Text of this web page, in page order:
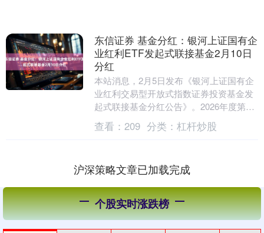
东信证券 基金分红：银河上证国有企
业红利ETF发起式联接基金2月10日
分红
本站消息，2月5日发布《银河上证国有企
业红利交易型开放式指数证券投资基金发
起式联接基金分红公告》。2026年度第一
次分红。公告显示，本次分红的收益分配
基准日为1....
查看： 209 分类： 杠杆炒股
沪深策略文章已加载完成
个股实时涨跌榜